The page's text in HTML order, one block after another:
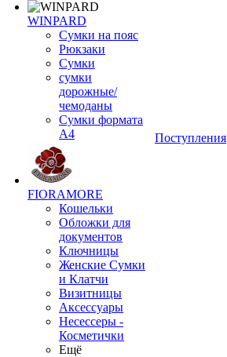
WINPARD
Сумки на пояс
Рюкзаки
Сумки
сумки
дорожные/
чемоданы
Сумки формата
А4
FIORAMORE
Кошельки
Обложки для
документов
Ключницы
Женские Сумки
и Клатчи
Визитницы
Аксессуары
Несессеры -
Косметички
Ещё
Поступления
❄